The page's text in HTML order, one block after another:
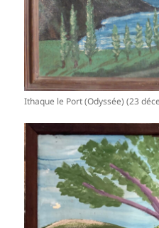
Ithaque le Port (Odyssée) (23